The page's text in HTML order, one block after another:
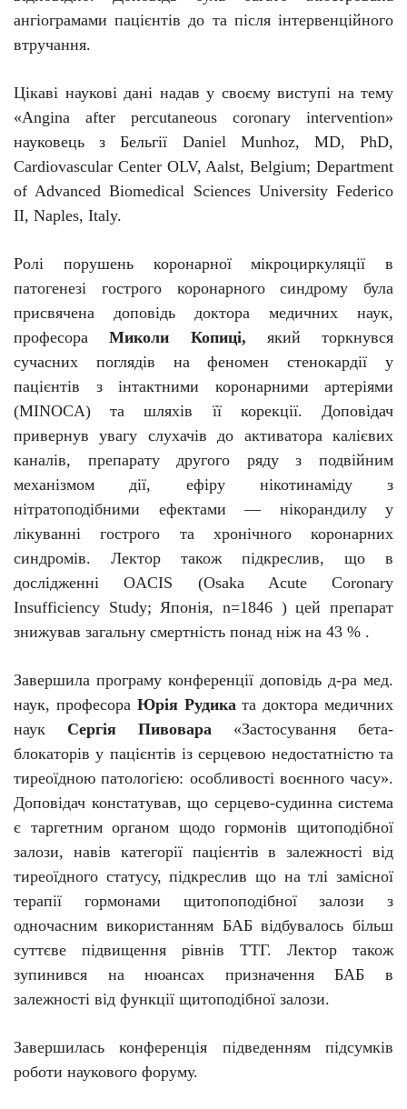
ангіограмами пацієнтів до та після інтервенційного
втручання.
Цікаві наукові дані надав у своєму виступі на тему
«Angina after percutaneous coronary intervention»
науковець з Бельгії Daniel Munhoz, MD, PhD,
Cardiovascular Center OLV, Aalst, Belgium; Department
of Advanced Biomedical Sciences University Federico
II, Naples, Italy.
Ролі порушень коронарної мікроциркуляції в
патогенезі гострого коронарного синдрому була
присвячена доповідь доктора медичних наук,
професораМиколи Копиці, який торкнувся
сучасних поглядів на феномен стенокардії у
пацієнтів з інтактними коронарними артеріями
(МINOCA) та шляхів її корекції. Доповідач
привернув увагу слухачів до активатора калієвих
каналів, препарату другого ряду з подвійним
механізмом дії, ефіру нікотинаміду з
нітратоподібними ефектами — нікорандилу у
лікуванні гострого та хронічного коронарних
синдромів. Лектор також підкреслив, що в
дослідженніOACIS (Osaka Acute Coronary
Insufficiency Study; Японія, n=1846 ) цей препарат
знижував загальну смертність понад ніж на 43 % .
Завершила програму конференції доповідь д-ра мед.
наук, професора Юрія Рудиката доктора медичних
наук Сергія Пивовара «Застосування бета-
блокаторів у пацієнтів із серцевою недостатністю та
тиреоїдною патологією: особливості воєнного часу».
Доповідач констатував, що серцево-судинна система
є таргетним органом щодо гормонів щитоподібної
залози, навів категорії пацієнтів в залежності від
тиреоїдного статусу, підкреслив що на тлі замісної
терапії гормонами щитопоподібної залози з
одночасним використанням БАБ відбувалось більш
суттєве підвищення рівнів ТТГ. Лектор також
зупинився на нюансах призначення БАБ в
залежності від функції щитоподібної залози.
Завершилась конференція підведенням підсумків
роботи наукового форуму.